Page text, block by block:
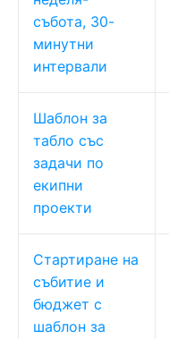
събота, 30-
минутни
интервали
Шаблон за
табло със
задачи по
екипни
проекти
Стартиране на
събитие и
бюджет с
шаблон за